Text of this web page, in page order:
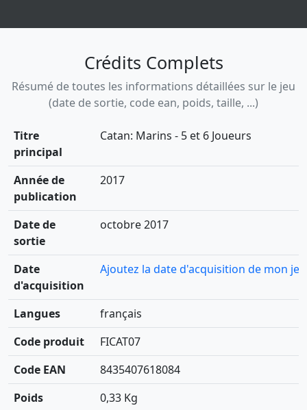
Crédits Complets
Résumé de toutes les informations détaillées sur le jeu
(date de sortie, code ean, poids, taille, ...)
Titre
principal
Catan: Marins - 5 et 6 Joueurs
Année de
publication
2017
Date de
sortie
octobre 2017
Date
d'acquisition
Ajoutez la date d'acquisition de mon jeu
Langues
français
Code produit
FICAT07
Code EAN
8435407618084
Poids
0,33 Kg